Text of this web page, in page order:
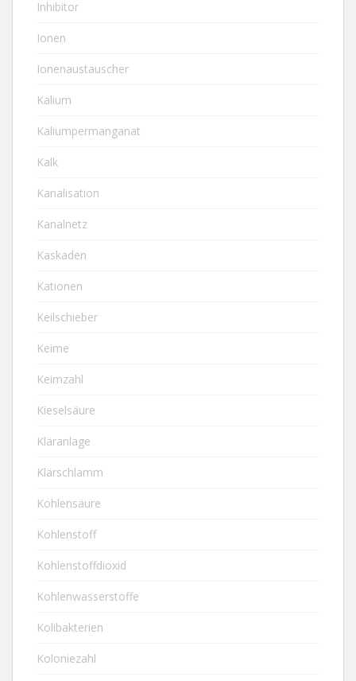
Inhibitor
Ionen
Ionenaustauscher
Kalium
Kaliumpermanganat
Kalk
Kanalisation
Kanalnetz
Kaskaden
Kationen
Keilschieber
Keime
Keimzahl
Kieselsäure
Kläranlage
Klärschlamm
Kohlensäure
Kohlenstoff
Kohlenstoffdioxid
Kohlenwasserstoffe
Kolibakterien
Koloniezahl